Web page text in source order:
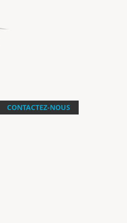
CONTACTEZ-NOUS